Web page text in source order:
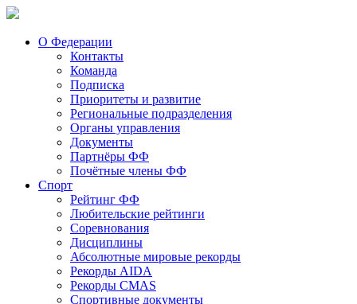
О Федерации
Контакты
Команда
Подписка
Приоритеты и развитие
Региональные подразделения
Органы управления
Документы
Партнёры ФФ
Почётные члены ФФ
Спорт
Рейтинг ФФ
Любительские рейтинги
Соревнования
Дисциплины
Абсолютные мировые рекорды
Рекорды AIDA
Рекорды CMAS
Спортивные документы